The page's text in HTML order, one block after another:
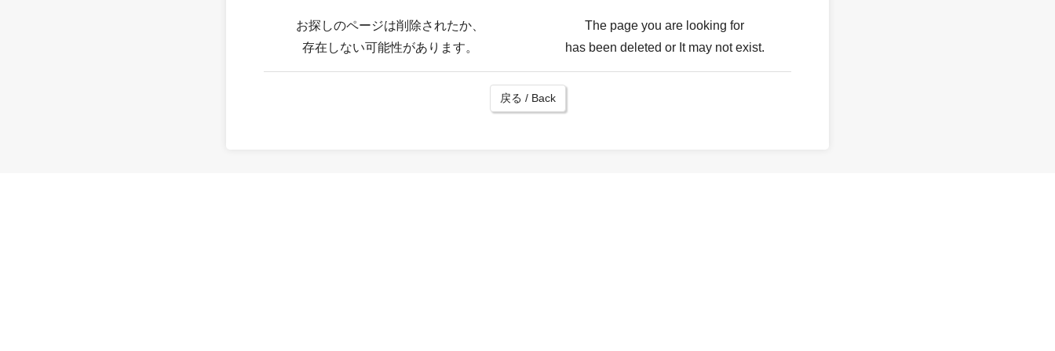
お探しのページは削除されたか、
存在しない可能性があります。
The page you are looking for
has been deleted or It may not exist.
戻る / Back